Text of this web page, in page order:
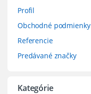
Profil
Obchodné podmienky
Referencie
Predávané značky
Kategórie